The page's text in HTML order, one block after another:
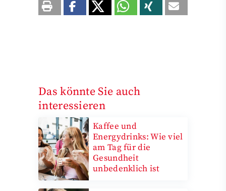
Das könnte Sie auch
interessieren
Kaffee und
Energydrinks: Wie viel
am Tag für die
Gesundheit
unbedenklich ist